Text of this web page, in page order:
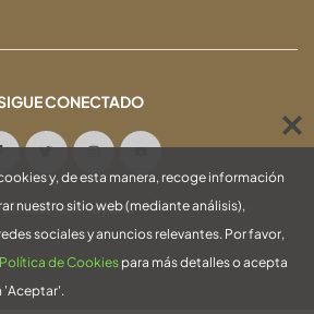
CONECTADO
Marí Mayans. Todos los derechos
reservados
y, de esta manera, recoge información
nuestro sitio web (mediante análisis),
sociales y anuncios relevantes. Por favor,
Política de Cookies para más detalles o acepta
'Aceptar'.